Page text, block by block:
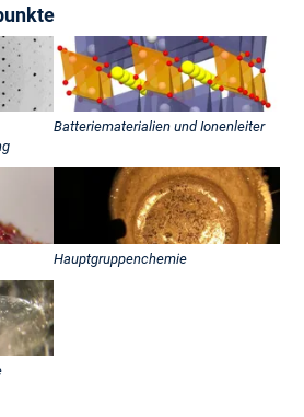
Batteriematerialien und Ionenleiter
Hauptgruppenchemie